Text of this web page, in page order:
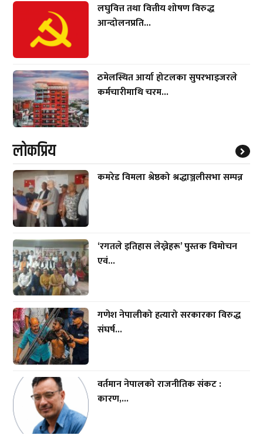
लघुवित्त तथा वित्तीय शोषण विरुद्ध
आन्दोलनप्रति...
ठमेलस्थित आर्या होटलका सुपरभाइजरले
कर्मचारीमाथि चरम...
लाेकप्रिय
कमरेड विमला श्रेष्ठको श्रद्धाञ्जलीसभा सम्पन्न
‘रगतले इतिहास लेख्नेहरू’ पुस्तक विमोचन
एवं...
गणेश नेपालीको हत्यारो सरकारका विरुद्ध
संघर्ष...
वर्तमान नेपालको राजनीतिक संकट :
कारण,...